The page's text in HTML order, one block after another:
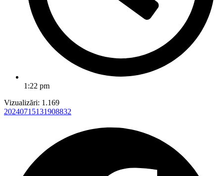
1:22 pm
Vizualizări: 1.169
20240715131908832